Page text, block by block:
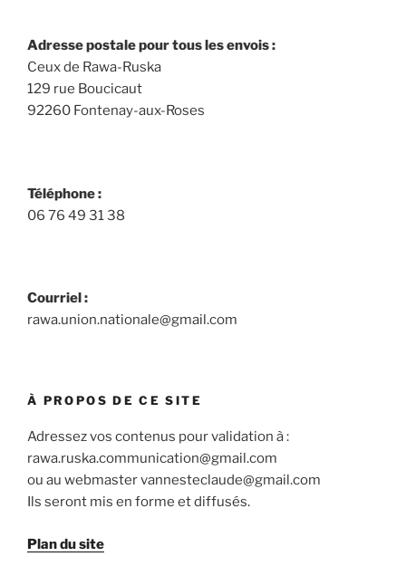
Adresse postale pour tous les envois :
Ceux de Rawa-Ruska
129 rue Boucicaut
92260 Fontenay-aux-Roses
Téléphone :
06 76 49 31 38
Courriel :
rawa.union.nationale@gmail.com
À PROPOS DE CE SITE
Adressez vos contenus pour validation à :
rawa.ruska.communication@gmail.com
ou au webmaster vannesteclaude@gmail.com
Ils seront mis en forme et diffusés.
Plan du site